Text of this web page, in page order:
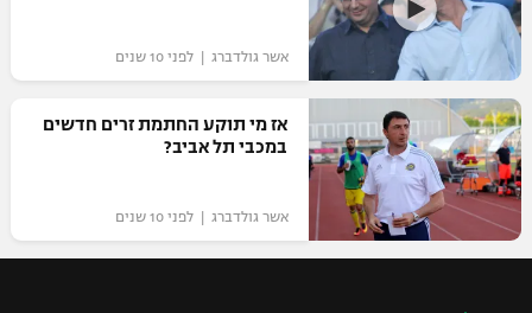
אשר גולדברג | לפני 10 שנים
אז מי תוקע החתמת זרים חדשים
במכבי תל אביב?
אשר גולדברג | לפני 10 שנים